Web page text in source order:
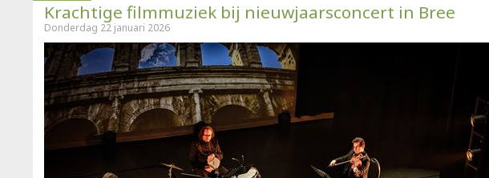
Krachtige filmmuziek bij nieuwjaarsconcert in Bree
Donderdag 22 januari 2026